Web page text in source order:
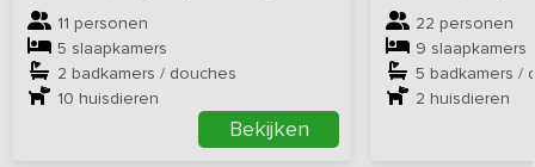
11 personen
5 slaapkamers
2 badkamers / douches
10 huisdieren
Bekijken
22 personen
9 slaapkamers
5 badkamers /
2 huisdieren